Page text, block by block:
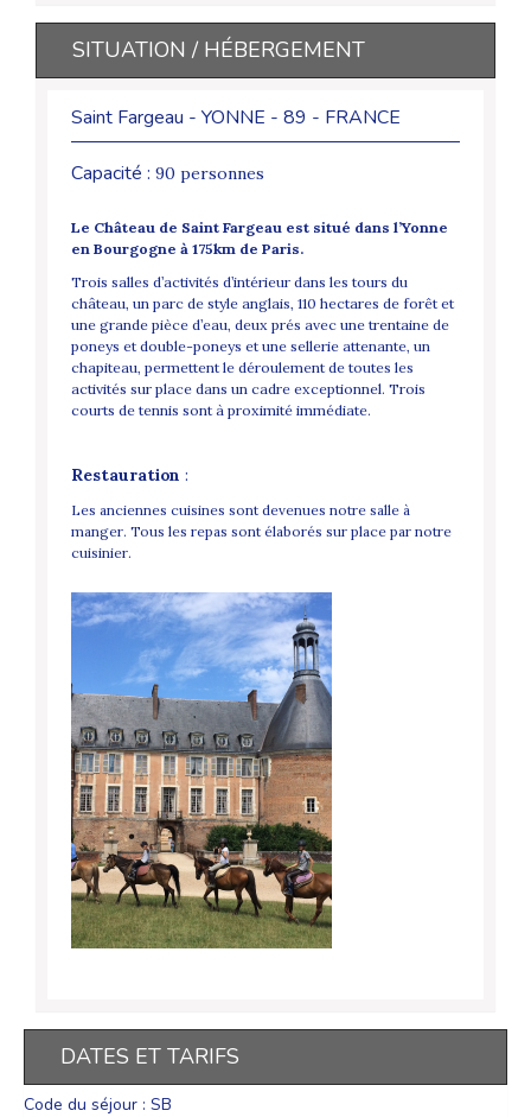
SITUATION / HÉBERGEMENT
Saint Fargeau - YONNE - 89 - FRANCE
Capacité : 90 personnes
Le Château de Saint Fargeau est situé dans l’Yonne
en Bourgogne à 175km de Paris.
Trois salles d’activités d’intérieur dans les tours du
château, un parc de style anglais, 110 hectares de forêt et
une grande pièce d’eau, deux prés avec une trentaine de
poneys et double-poneys et une sellerie attenante, un
chapiteau, permettent le déroulement de toutes les
activités sur place dans un cadre exceptionnel. Trois
courts de tennis sont à proximité immédiate.
Restauration :
Les anciennes cuisines sont devenues notre salle à
manger. Tous les repas sont élaborés sur place par notre
cuisinier.
DATES ET TARIFS
Code du séjour : SB